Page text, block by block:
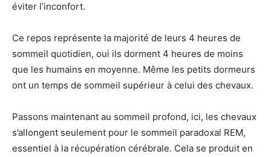
éviter l’inconfort.
Ce repos représente la majorité de leurs 4 heures de
sommeil quotidien, oui ils dorment 4 heures de moins
que les humains en moyenne. Même les petits dormeurs
ont un temps de sommeil supérieur à celui des chevaux.
Passons maintenant au sommeil profond, ici, les chevaux
s’allongent seulement pour le sommeil paradoxal REM,
essentiel à la récupération cérébrale. Cela se produit en